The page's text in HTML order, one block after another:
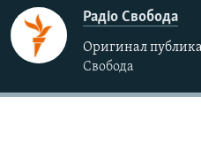
Радіо Свобода
Оригинал
Свобода